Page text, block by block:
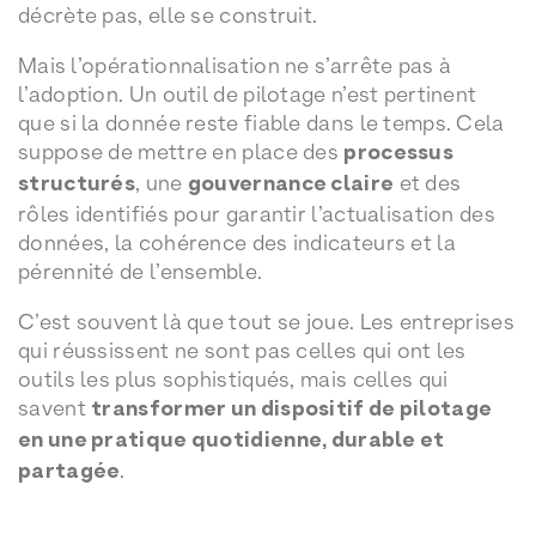
décrète pas, elle se construit.
Mais l’opérationnalisation ne s’arrête pas à
l’adoption. Un outil de pilotage n’est pertinent
que si la donnée reste fiable dans le temps. Cela
suppose de mettre en place des processus
structurés, une gouvernance claire et des
rôles identifiés pour garantir l’actualisation des
données, la cohérence des indicateurs et la
pérennité de l’ensemble.
C’est souvent là que tout se joue. Les entreprises
qui réussissent ne sont pas celles qui ont les
outils les plus sophistiqués, mais celles qui
savent transformer un dispositif de pilotage
en une pratique quotidienne, durable et
partagée.